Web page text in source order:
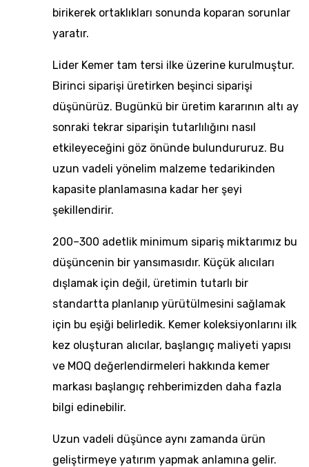
birikerek ortaklıkları sonunda koparan sorunlar
yaratır.
Lider Kemer tam tersi ilke üzerine kurulmuştur.
Birinci siparişi üretirken beşinci siparişi
düşünürüz. Bugünkü bir üretim kararının altı ay
sonraki tekrar siparişin tutarlılığını nasıl
etkileyeceğini göz önünde bulundururuz. Bu
uzun vadeli yönelim malzeme tedarikinden
kapasite planlamasına kadar her şeyi
şekillendirir.
200–300 adetlik minimum sipariş miktarımız bu
düşüncenin bir yansımasıdır. Küçük alıcıları
dışlamak için değil, üretimin tutarlı bir
standartta planlanıp yürütülmesini sağlamak
için bu eşiği belirledik. Kemer koleksiyonlarını ilk
kez oluşturan alıcılar, başlangıç maliyeti yapısı
ve MOQ değerlendirmeleri hakkında kemer
markası başlangıç rehberimizden daha fazla
bilgi edinebilir.
Uzun vadeli düşünce aynı zamanda ürün
geliştirmeye yatırım yapmak anlamına gelir.